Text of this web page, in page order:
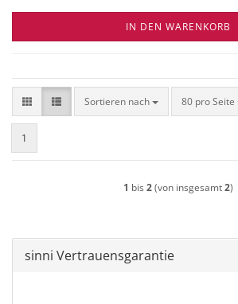
IN DEN WARENKORB
Sortieren nach
Sortieren nach 80 pro Seite
pro Seite
1
1 bis 2(von insgesamt2)
sinni Vertrauensgarantie